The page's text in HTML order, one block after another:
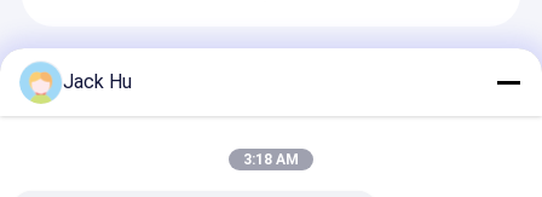
Recommended Products
Jack Hu
3:18 AM